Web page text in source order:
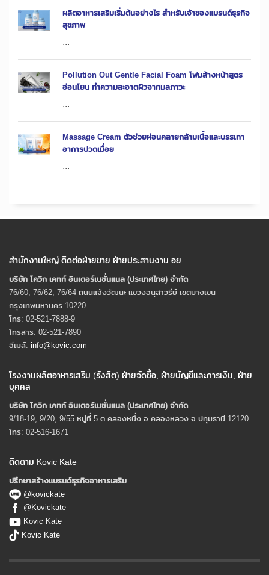
ผลิตอาหารเสริมเริ่มต้นอย่างไร สำหรับเจ้าของแบรนด์ธุรกิจ
สุขภาพ
...
Pollution Out Gentle Facial Foam โฟมล้างหน้าสูตร
อ่อนโยน ทำความสะอาดผิวจากมลภาวะ
...
Massage Cream ตัวช่วยผ่อนคลายกล้ามเนื้อและบรรเทา
อาการปวดเมื่อย
...
สำนักงานใหญ่ ติดต่อฝ่ายขาย ฝ่ายประสานงาน อย.
บริษัท โควิก เคทท์ อินเตอร์เนชั่นแนล (ประเทศไทย) จํากัด
76/60, 76/62, 76/64 ถนนแจ้งวัฒนะ แขวงอนุสาวรีย์ เขตบางเขน
กรุงเทพมหานคร 10220
โทร: 02-521-7888-9
โทรสาร: 02-521-7890
อีเมล์: info@kovic.com
โรงงานผลิตอาหารเสริม (รังสิต) ฝ่ายจัดซื้อ, ฝ่ายบัญชีและการเงิน, ฝ่าย
บุคคล
บริษัท โควิก เคทท์ อินเตอร์เนชั่นแนล (ประเทศไทย) จํากัด
9/18-19, 9/20, 9/55 หมู่ที่ 5 ต.คลองหนึ่ง อ.คลองหลวง จ.ปทุมธานี 12120
โทร: 02-516-1671
ติดตาม Kovic Kate
ปรึกษาสร้างแบรนด์ธุรกิจอาหารเสริม
@kovickate
@Kovickate
Kovic Kate
Kovic Kate